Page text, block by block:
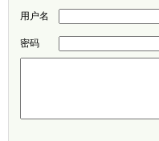
用户名
密码